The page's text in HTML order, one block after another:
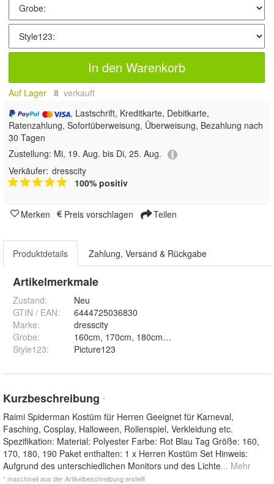
In den Warenkorb
Auf Lager 8 verkauft
, Lastschrift, Kreditkarte, Debitkarte,
Ratenzahlung, Sofortüberweisung, Überweisung, Bezahlung nach
30 Tagen
Zustellung: Mi, 19. Aug. bis Di, 25. Aug.
Verkäufer: dresscity
100% positiv
Merken Preis vorschlagen Teilen
Produktdetails Zahlung, Versand & Rückgabe
Artikelmerkmale
Zustand:
Neu
GTIN / EAN:
6444725036830
Marke:
dresscity
Grobe:
Style123: Picture123
Kurzbeschreibung *
Raimi Spiderman Kostüm für Herren Geeignet für Karneval,
Fasching, Cosplay, Halloween, Rollenspiel, Verkleidung etc.
Spezifikation: Material: Polyester Farbe: Rot Blau Tag Größe: 160,
170, 180, 190 Paket enthalten: 1 x Herren Kostüm Set Hinweis:
Aufgrund des unterschiedlichen Monitors und des Lichte... Mehr
* maschinell aus der Artikelbeschreibung erstellt